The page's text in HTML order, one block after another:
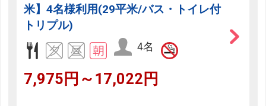
米】4名様利用(29平米/バス・トイレ付
トリプル)
4名
7,975円～17,022円